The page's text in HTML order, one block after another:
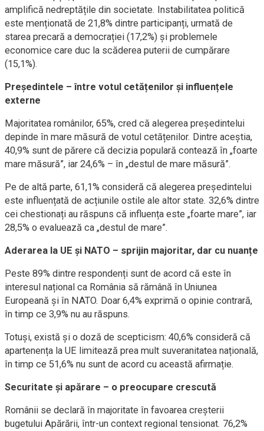
amplifică nedreptățile din societate. Instabilitatea politică
este menționată de 21,8% dintre participanți, urmată de
starea precară a democrației (17,2%) și problemele
economice care duc la scăderea puterii de cumpărare
(15,1%).
Președintele – între votul cetățenilor și influențele
externe
Majoritatea românilor, 65%, cred că alegerea președintelui
depinde în mare măsură de votul cetățenilor. Dintre aceștia,
40,9% sunt de părere că decizia populară contează în „foarte
mare măsură”, iar 24,6% – în „destul de mare măsură”.
Pe de altă parte, 61,1% consideră că alegerea președintelui
este influențată de acțiunile ostile ale altor state. 32,6% dintre
cei chestionați au răspuns că influența este „foarte mare”, iar
28,5% o evaluează ca „destul de mare”.
Aderarea la UE și NATO – sprijin majoritar, dar cu nuanțe
Peste 89% dintre respondenți sunt de acord că este în
interesul național ca România să rămână în Uniunea
Europeană și în NATO. Doar 6,4% exprimă o opinie contrară,
în timp ce 3,9% nu au răspuns.
Totuși, există și o doză de scepticism: 40,6% consideră că
apartenența la UE limitează prea mult suveranitatea națională,
în timp ce 51,6% nu sunt de acord cu această afirmație.
Securitate și apărare – o preocupare crescută
Românii se declară în majoritate în favoarea creșterii
bugetului Apărării, într-un context regional tensionat. 76,2%